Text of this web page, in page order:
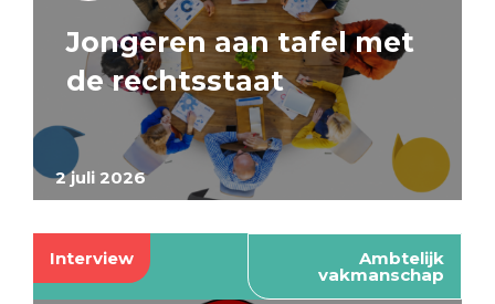
2 juli 2026
Jongeren aan tafel met
de rechtsstaat
Interview Ambtelijk
vakmanschap